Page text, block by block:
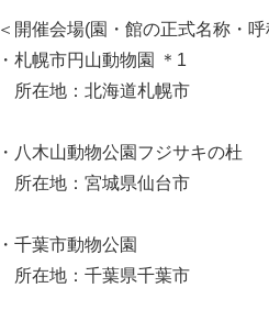
＜開催会場(園・館の正式名称・呼
・札幌市円山動物園 ＊1
所在地：北海道札幌市
・八木山動物公園フジサキの杜
所在地：宮城県仙台市
・千葉市動物公園
所在地：千葉県千葉市